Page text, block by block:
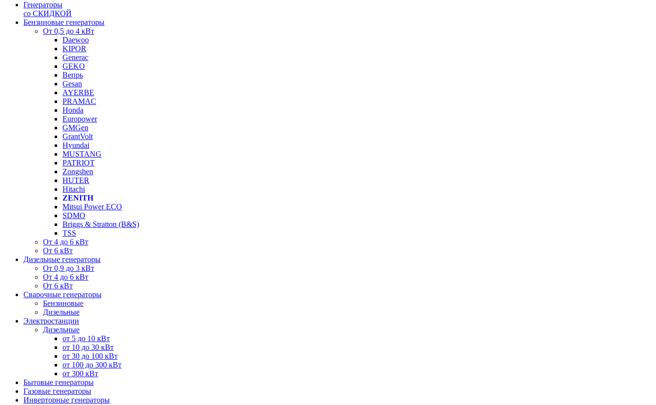
Генераторы
со СКИДКОЙ
Бензиновые генераторы
От 0,5 до 4 кВт
Daewoo
KIPOR
Generac
GEKO
Вепрь
Gesan
AYERBE
PRAMAC
Honda
Europower
GMGen
GrantVolt
Hyundai
MUSTANG
PATRIOT
Zongshen
HUTER
Hitachi
ZENITH
Mitsui Power ECO
SDMO
Briggs & Stratton (B&S)
TSS
От 4 до 6 кВт
От 6 кВт
Дизельные генераторы
От 0,9 до 3 кВт
От 4 до 6 кВт
От 6 кВт
Сварочные генераторы
Бензиновые
Дизельные
Электростанции
Дизельные
от 5 до 10 кВт
от 10 до 30 кВт
от 30 до 100 кВт
от 100 до 300 кВт
от 300 кВт
Бытовые генераторы
Газовые генераторы
Инверторные генераторы